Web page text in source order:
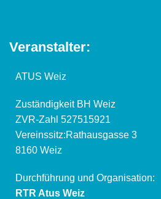
Veranstalter:
ATUS Weiz
Zuständigkeit BH Weiz
ZVR-Zahl 527515921
Vereinssitz:Rathausgasse 3
8160 Weiz
Durchführung und Organisation:
RTR Atus Weiz